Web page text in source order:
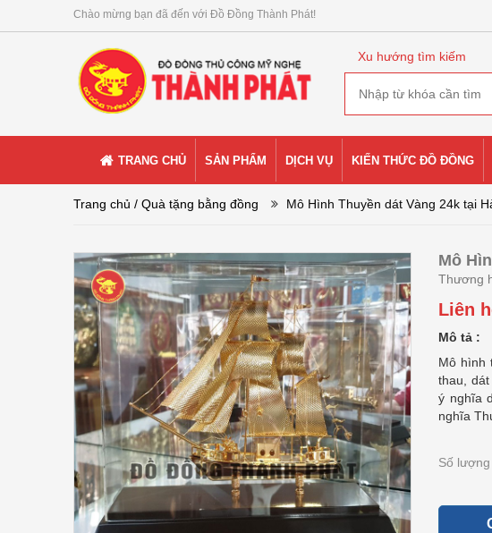
Chào mừng bạn đã đến với Đồ Đồng Thành Phát!
Xu hướng tìm kiếm
TRANG CHỦ SẢN PHẨM DỊCH VỤ KIẾN THỨC ĐỒ ĐỒNG
Trang chủ / Quà tặng bằng đồng Mô Hình Thuyền dát Vàng 24k tại
Mô
Thương
Liên
Mô tả :
Mô hình
thau,
ý nghĩa
nghĩa
Số lượng